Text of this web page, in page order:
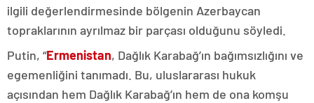
ilgili değerlendirmesinde bölgenin Azerbaycan
topraklarının ayrılmaz bir parçası olduğunu söyledi.
Putin, “Ermenistan, Dağlık Karabağ’ın bağımsızlığını ve
egemenliğini tanımadı. Bu, uluslararası hukuk
açısından hem Dağlık Karabağ’ın hem de ona komşu